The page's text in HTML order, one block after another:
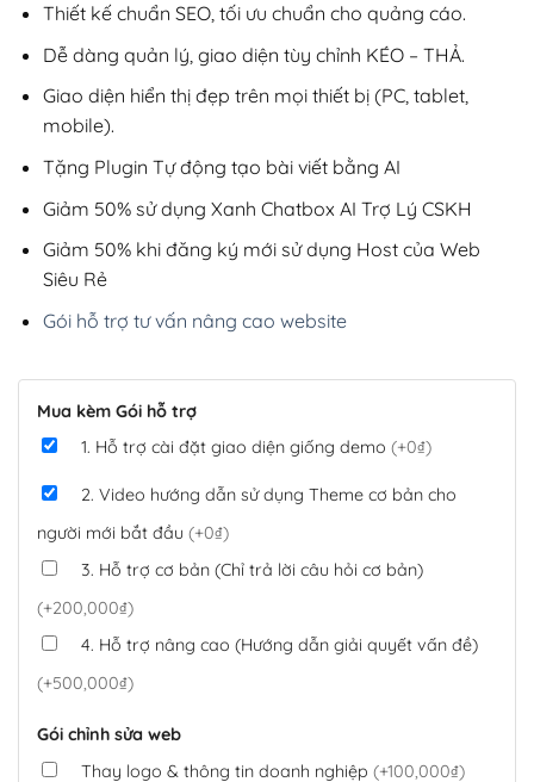
Thiết kế chuẩn SEO, tối ưu chuẩn cho quảng cáo.
Dễ dàng quản lý, giao diện tùy chỉnh KÉO – THẢ.
Giao diện hiển thị đẹp trên mọi thiết bị (PC, tablet,
mobile).
Tặng Plugin Tự động tạo bài viết bằng AI
Giảm 50% sử dụng Xanh Chatbox AI Trợ Lý CSKH
Giảm 50% khi đăng ký mới sử dụng Host của Web
Siêu Rẻ
Gói hỗ trợ tư vấn nâng cao website
Mua kèm Gói hỗ trợ
1. Hỗ trợ cài đặt giao diện giống demo (+0₫)
2. Video hướng dẫn sử dụng Theme cơ bản cho
người mới bắt đầu (+0₫)
3. Hỗ trợ cơ bản (Chỉ trả lời câu hỏi cơ bản)
(+200,000₫)
4. Hỗ trợ nâng cao (Hướng dẫn giải quyết vấn đề)
(+500,000₫)
Gói chỉnh sửa web
Thay logo & thông tin doanh nghiệp (+100,000₫)